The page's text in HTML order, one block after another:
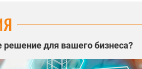
для вашего бизнеса?